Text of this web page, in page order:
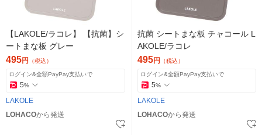
【LAKOLE/ラコレ】 【抗菌】シ
ートまな板 グレー
495円 （税込）
ログイン&全額PayPay支払いで
5%
LAKOLE
LOHACOから発送
抗菌 シートまな板 チャコール L
AKOLE/ラコレ
495円 （税込）
ログイン&全額PayPay支払いで
5%
LAKOLE
LOHACOから発送